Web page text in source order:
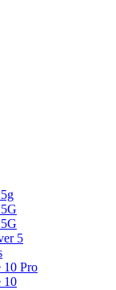
5
10 Pro
10